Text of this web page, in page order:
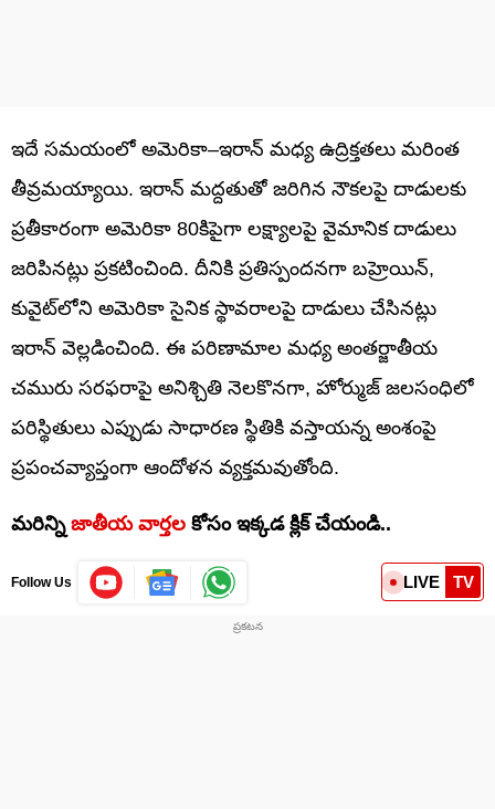
ఇదే సమయంలో అమెరికా–ఇరాన్ మధ్య ఉద్రిక్తతలు మరింత
తీవ్రమయ్యాయి. ఇరాన్ మద్దతుతో జరిగిన నౌకలపై దాడులకు
ప్రతీకారంగా అమెరికా 80కిపైగా లక్ష్యాలపై వైమానిక దాడులు
జరిపినట్లు ప్రకటించింది. దీనికి ప్రతిస్పందనగా బహ్రెయిన్,
కువైట్‌లోని అమెరికా సైనిక స్థావరాలపై దాడులు చేసినట్లు
ఇరాన్ వెల్లడించింది. ఈ పరిణామాల మధ్య అంతర్జాతీయ
చమురు సరఫరాపై అనిశ్చితి నెలకొనగా, హోర్ముజ్ జలసంధిలో
పరిస్థితులు ఎప్పుడు సాధారణ స్థితికి వస్తాయన్న అంశంపై
ప్రపంచవ్యాప్తంగా ఆందోళన వ్యక్తమవుతోంది.
మరిన్ని జాతీయ వార్తల కోసం ఇక్కడ క్లిక్ చేయండి..
Follow Us LIVE TV